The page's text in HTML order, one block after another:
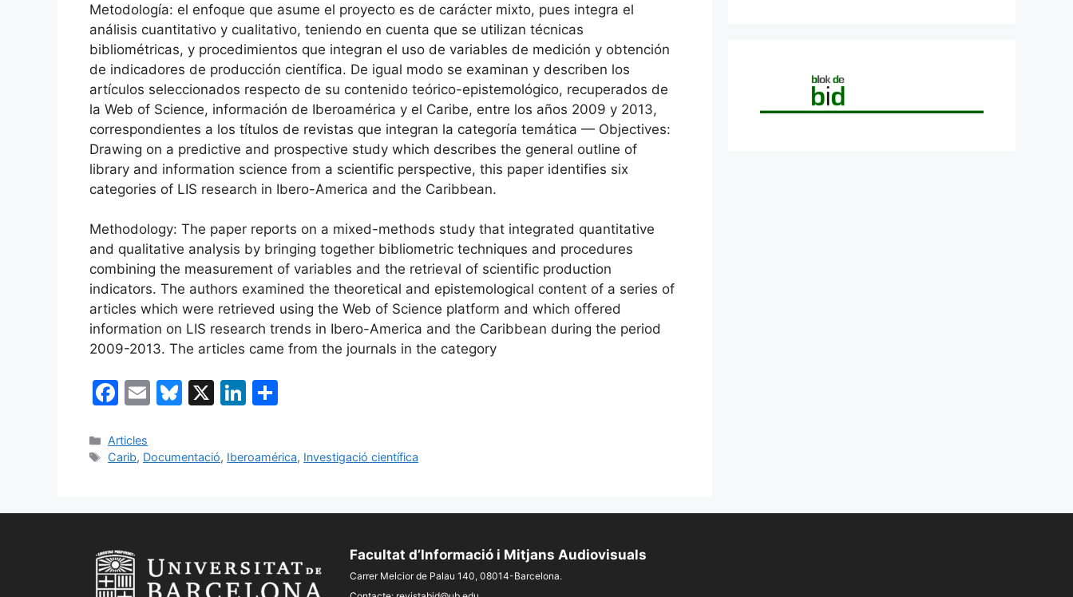
Metodología: el enfoque que asume el proyecto es de carácter mixto, pues integra el
análisis cuantitativo y cualitativo, teniendo en cuenta que se utilizan técnicas
bibliométricas, y procedimientos que integran el uso de variables de medición y obtención
de indicadores de producción científica. De igual modo se examinan y describen los
artículos seleccionados respecto de su contenido teórico-epistemológico, recuperados de
la Web of Science, información de Iberoamérica y el Caribe, entre los años 2009 y 2013,
correspondientes a los títulos de revistas que integran la categoría temática — Objectives:
Drawing on a predictive and prospective study which describes the general outline of
library and information science from a scientific perspective, this paper identifies six
categories of LIS research in Ibero-America and the Caribbean.
Methodology: The paper reports on a mixed-methods study that integrated quantitative
and qualitative analysis by bringing together bibliometric techniques and procedures
combining the measurement of variables and the retrieval of scientific production
indicators. The authors examined the theoretical and epistemological content of a series of
articles which were retrieved using the Web of Science platform and which offered
information on LIS research trends in Ibero-America and the Caribbean during the period
2009-2013. The articles came from the journals in the category
F
c
e
o
o
k
E
l
Bl
s
y
X
Li
e
n
p
te
Categories
Articles
Etiquetes
Carib, Documentació, Iberoamérica, Investigació científica
Facultat d’Informació i Mitjans Audiovisuals
Carrer Melcior de Palau 140, 08014-Barcelona.